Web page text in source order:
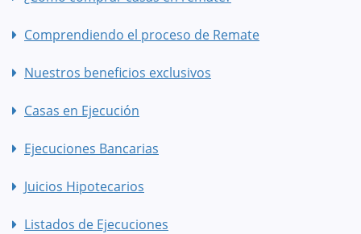
Comprendiendo el proceso de Remate
Nuestros beneficios exclusivos
Casas en Ejecución
Ejecuciones Bancarias
Juicios Hipotecarios
Listados de Ejecuciones